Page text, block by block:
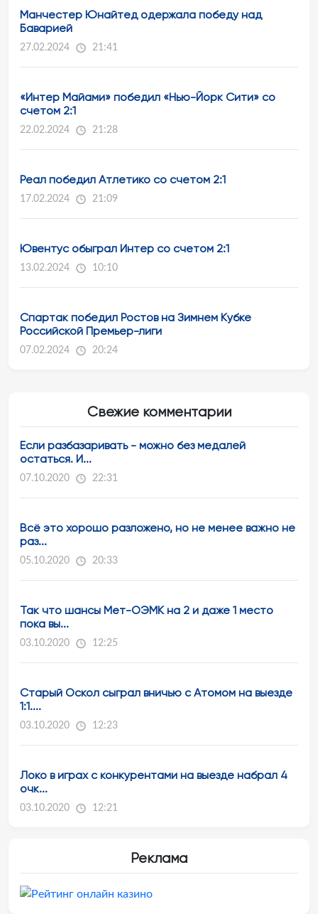
Манчестер Юнайтед одержала победу над
Баварией
27.02.2024 21:41
«Интер Майами» победил «Нью-Йорк Сити» со
счетом 2:1
22.02.2024 21:28
Реал победил Атлетико со счетом 2:1
17.02.2024 21:09
Ювентус обыграл Интер со счетом 2:1
13.02.2024 10:10
Спартак победил Ростов на Зимнем Кубке
Российской Премьер-лиги
07.02.2024 20:24
Свежие комментарии
Если разбазаривать - можно без медалей
остаться. И...
07.10.2020 22:31
Всё это хорошо разложено, но не менее важно не
раз...
05.10.2020 20:33
Так что шансы Мет-ОЭМК на 2 и даже 1 место
пока вы...
03.10.2020 12:25
Старый Оскол сыграл вничью с Атомом на выезде
1:1....
03.10.2020 12:23
Локо в играх с конкурентами на выезде набрал 4
очк...
03.10.2020 12:21
Реклама